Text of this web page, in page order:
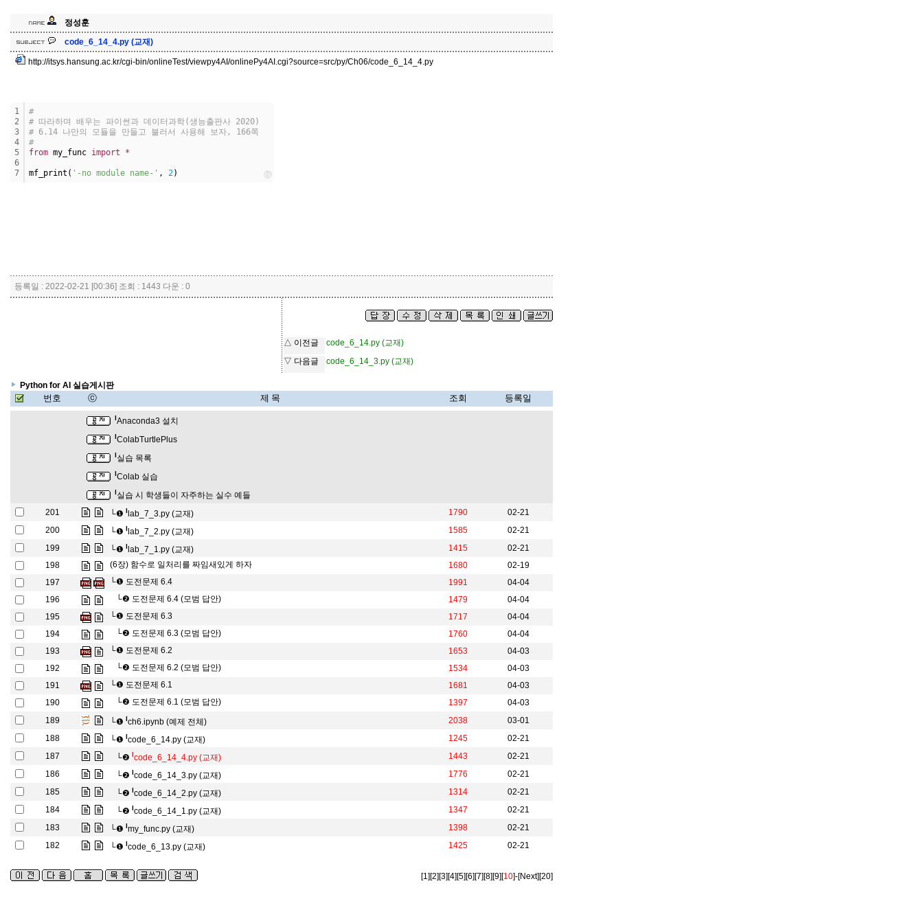
정성훈
code_6_14_4.py (교재)
http://itsys.hansung.ac.kr/cgi-bin/onlineTest/viewpy4AI/onlinePy4AI.cgi?source=src/py/Ch06/code_6_14_4.py
1
2
3
4
5
6
7
#
# 따라하며 배우는 파이썬과 데이터과학(생능출판사 2020)
# 6.14 나만의 모듈을 만들고 불러서 사용해 보자, 166쪽
#
from my_func import *
mf_print( '-no module name-' , 2)
등록일 : 2022-02-21 [00:36] 조회 : 1443 다운 : 0
△ 이전글
code_6_14.py (교재)
▽ 다음글
code_6_14_3.py (교재)
Python for AI 실습게시판
번호 ⓒ 제 목 조회 등록일
lAnaconda3 설치
lColabTurtlePlus
l실습 목록
lColab 실습
l실습 시 학생들이 자주하는 실수 예들
201
└❶ l lab_7_3.py (교재) 1790
02-21
200
└❶ l lab_7_2.py (교재) 1585
02-21
199
└❶ l lab_7_1.py (교재) 1415
02-21
198
(6장) 함수로 일처리를 짜임새있게 하자 1680
02-19
197
└❶ 도전문제 6.4 1991
04-04
196
└❷ 도전문제 6.4 (모범 답안) 1479
04-04
195
└❶ 도전문제 6.3 1717
04-04
194
└❷ 도전문제 6.3 (모범 답안) 1760
04-04
193
└❶ 도전문제 6.2 1653
04-03
192
└❷ 도전문제 6.2 (모범 답안) 1534
04-03
191
└❶ 도전문제 6.1 1681
04-03
190
└❷ 도전문제 6.1 (모범 답안) 1397
04-03
189
└❶ lch6.ipynb (예제 전체) 2038
03-01
188
└❶ lcode_6_14.py (교재) 1245
02-21
187
└❷ lcode_6_14_4.py (교재) 1443
02-21
186
└❷ lcode_6_14_3.py (교재) 1776
02-21
185
└❷ lcode_6_14_2.py (교재) 1314
02-21
184
└❷ lcode_6_14_1.py (교재) 1347
02-21
183
└❶ lmy_func.py (교재) 1398
02-21
182
└❶ lcode_6_13.py (교재) 1425 02-21
[1][2][3][4][5][6][7][8][9][10]-[Next][20]